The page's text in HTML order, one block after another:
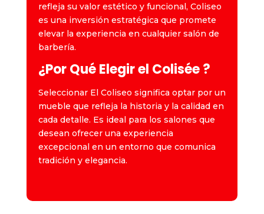
refleja su valor estético y funcional, Coliseo
es una inversión estratégica que promete
elevar la experiencia en cualquier salón de
barbería.
¿Por Qué Elegir el Colisée ?
Seleccionar El Coliseo significa optar por un
mueble que refleja la historia y la calidad en
cada detalle. Es ideal para los salones que
desean ofrecer una experiencia
excepcional en un entorno que comunica
tradición y elegancia.